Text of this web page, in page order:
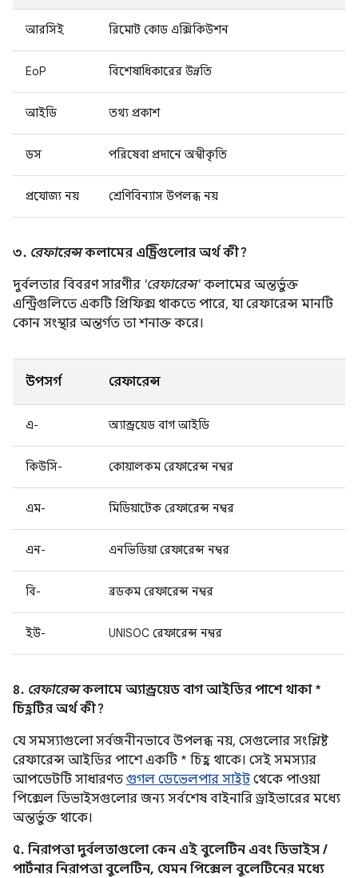
আরসিই রিমোট কোড এক্সিকিউশন
EoP বিশেষাধিকারের উন্নতি
আইডি তথ্য প্রকাশ
ডস পরিষেবা প্রদানে অস্বীকৃতি
প্রযোজ্য নয় শ্রেণিবিন্যাস উপলব্ধ নয়
৩. রেফারেন্সকলামের এন্ট্রিগুলোর অর্থ কী?
দুর্বলতার বিবরণ সারণীর 'রেফারেন্স' কলামের অন্তর্ভুক্ত
এন্ট্রিগুলিতে একটি প্রিফিক্স থাকতে পারে, যা রেফারেন্স মানটি
কোন সংস্থার অন্তর্গত তা শনাক্ত করে।
উপসর্গ রেফারেন্স
এ- অ্যান্ড্রয়েড বাগ আইডি
কিউসি- কোয়ালকম রেফারেন্স নম্বর
এম- মিডিয়াটেক রেফারেন্স নম্বর
এন- এনভিডিয়া রেফারেন্স নম্বর
বি- ব্রডকম রেফারেন্স নম্বর
ইউ- UNISOC রেফারেন্স নম্বর
৪. রেফারেন্সকলামে অ্যান্ড্রয়েড বাগ আইডির পাশে থাকা *
চিহ্নটির অর্থ কী?
যে সমস্যাগুলো সর্বজনীনভাবে উপলব্ধ নয়, সেগুলোর সংশ্লিষ্ট
রেফারেন্স আইডির পাশে একটি * চিহ্ন থাকে। সেই সমস্যার
আপডেটটি সাধারণত গুগল ডেভেলপার সাইট থেকে পাওয়া
পিক্সেল ডিভাইসগুলোর জন্য সর্বশেষ বাইনারি ড্রাইভারের মধ্যে
অন্তর্ভুক্ত থাকে।
৫. নিরাপত্তা দুর্বলতাগুলো কেন এই বুলেটিন এবং ডিভাইস /
পার্টনার নিরাপত্তা বুলেটিন, যেমন পিক্সেল বুলেটিনের মধ্যে